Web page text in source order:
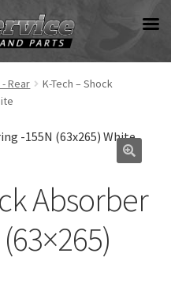
- Rear
K-Tech – Shock
Absorber